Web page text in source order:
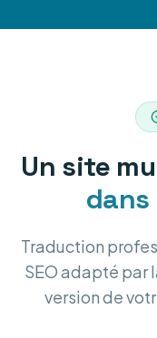
Un site
Traduction
SEO adapté par
version de